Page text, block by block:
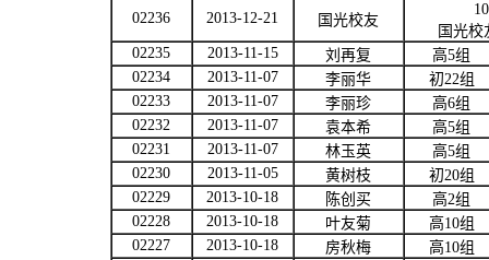
02236
2013-12-21 国光校友
10
国光
02235
2013-11-15 刘再复 高5组
02234
2013-11-07 李丽华 初22组
02233
2013-11-07 李丽珍 高6组
02232
2013-11-07 袁本希 高5组
02231
2013-11-07 林玉英 高5组
02230
2013-11-05 黄树枝 初20组
02229
2013-10-18 陈创买 高2组
02228
2013-10-18 叶友菊 高10组
02227
2013-10-18 房秋梅 高10组